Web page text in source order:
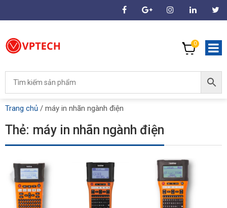
0
Trang chủ / máy in nhãn ngành điện
Thẻ: máy in nhãn ngành điện